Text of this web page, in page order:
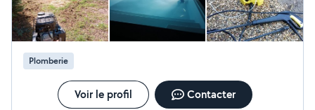
Plomberie
Voir le profil Contacter